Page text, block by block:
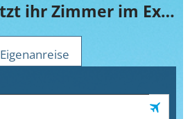
Buchen Sie jetzt ihr Zimmer im Explorers Hotel at Disneyland Paris
Eigenanreise